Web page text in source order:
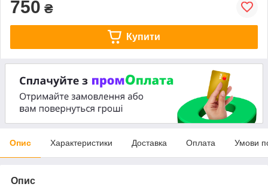
750 ₴
Купити
Опис Характеристики Доставка Оплата Умови
Опис